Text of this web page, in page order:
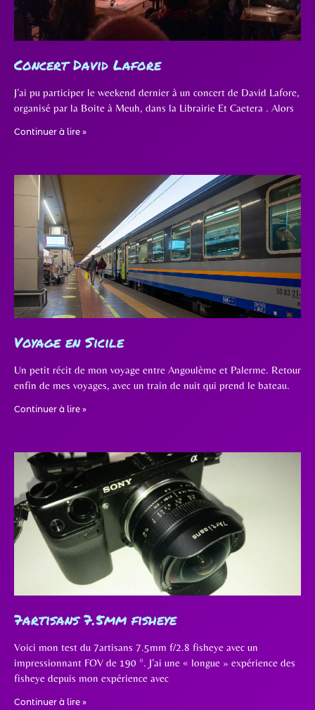
Concert David Lafore
J’ai pu participer le weekend dernier à un concert de David Lafore,
organisé par la Boite à Meuh, dans la Librairie Et Caetera . Alors
Continuer à lire »
Voyage en Sicile
Un petit récit de mon voyage entre Angoulème et Palerme. Retour
enfin de mes voyages, avec un train de nuit qui prend le bateau.
Continuer à lire »
7artisans 7.5mm fisheye
Voici mon test du 7artisans 7.5mm f/2.8 fisheye avec un
impressionnant FOV de 190 °. J’ai une « longue » expérience des
fisheye depuis mon expérience avec
Continuer à lire »